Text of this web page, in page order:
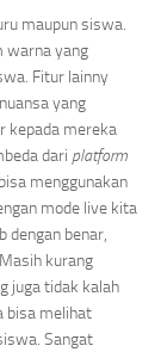
maupun siswa.
warna yang
Fitur lainny
yang
kepada mereka
dari platform
menggunakan
mode live kita
dengan benar,
kurang
juga tidak kalah
bisa melihat
Sangat